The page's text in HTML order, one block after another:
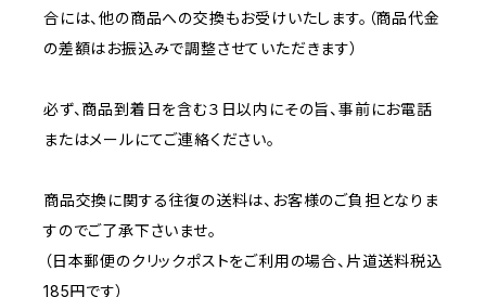
合には、他の商品への交換もお受けいたします。（商品代金
の差額はお振込みで調整させていただきます）
必ず、商品到着日を含む３日以内にその旨、事前にお電話
またはメールにてご連絡ください。
商品交換に関する往復の送料は、お客様のご負担となりま
すのでご了承下さいませ。
（日本郵便のクリックポストをご利用の場合、片道送料税込
185円です）